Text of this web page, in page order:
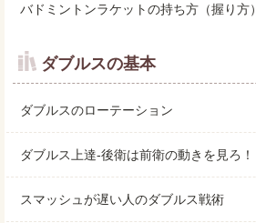
バドミントンラケットの持ち方（握り方）
ダブルスの基本
ダブルスのローテーション
ダブルス上達-後衛は前衛の動きを見ろ！
スマッシュが遅い人のダブルス戦術